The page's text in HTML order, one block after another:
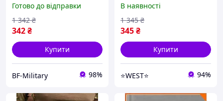
фастексом мультикам
пиксель чорний олива
BAGS
Готово до відправки
342₴
1 342 ₴
Купити
BF-Military 98%
фастексом мультикам
пиксель чорний олива
WEST
В наявності
345₴
1 345 ₴
Купити
⭐️WEST⭐️ 94%